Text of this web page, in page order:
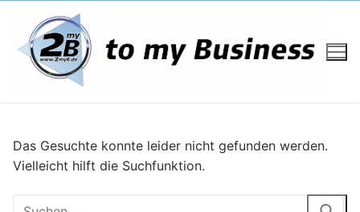
Inhalt
springen
Das Gesuchte konnte leider nicht gefunden werden.
Vielleicht hilft die Suchfunktion.
Suchen